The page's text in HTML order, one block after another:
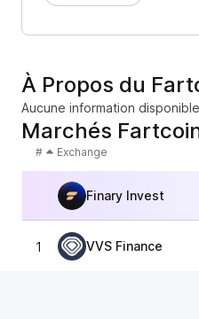
À Propos du
Aucune information
Marchés
# Exchange
Finary Invest
1 VVS Finance